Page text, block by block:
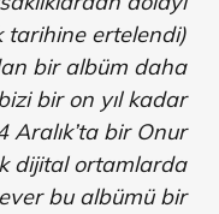
tarihine ertelendi)
bir albüm daha
bir on yıl kadar
Aralık’ta bir Onur
dijital ortamlarda
bu albümü bir